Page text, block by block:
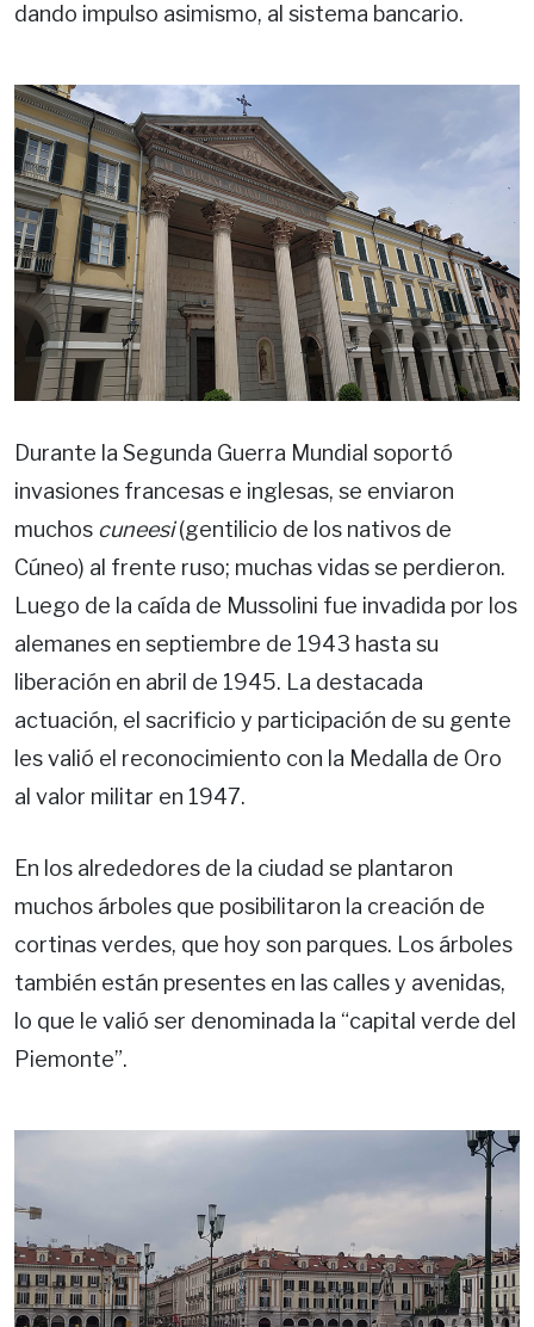
dando impulso asimismo, al sistema bancario.
Durante la Segunda Guerra Mundial soportó
invasiones francesas e inglesas, se enviaron
muchos cuneesi(gentilicio de los nativos de
Cúneo) al frente ruso; muchas vidas se perdieron.
Luego de la caída de Mussolini fue invadida por los
alemanes en septiembre de 1943 hasta su
liberación en abril de 1945. La destacada
actuación, el sacrificio y participación de su gente
les valió el reconocimiento con la Medalla de Oro
al valor militar en 1947.
En los alrededores de la ciudad se plantaron
muchos árboles que posibilitaron la creación de
cortinas verdes, que hoy son parques. Los árboles
también están presentes en las calles y avenidas,
lo que le valió ser denominada la “capital verde del
Piemonte”.